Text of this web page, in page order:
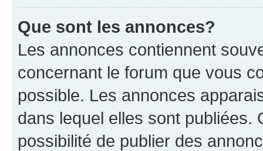
Que sont les annonces?
Les annonces contiennent
concernant le forum que vous
possible. Les annonces
dans lequel elles sont publiées.
possibilité de publier des